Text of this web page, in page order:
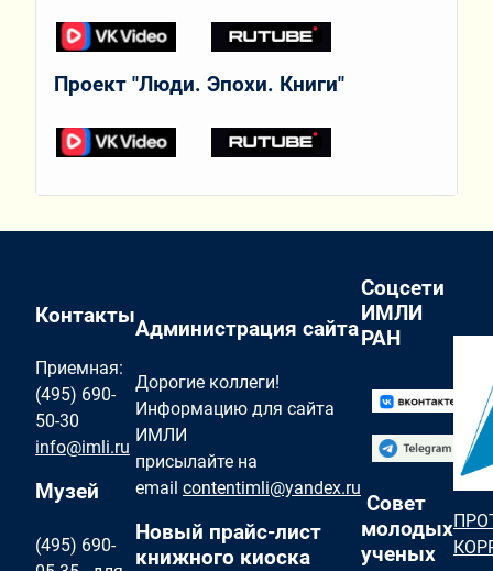
Проект "Люди. Эпохи. Книги"
Контакты
Приемная:
(495) 690-
50-30
info@imli.ru
Музей
(495) 690-
Администрация сайта
Дорогие коллеги!
Информацию для сайта
ИМЛИ
присылайте на
email contentimli@yandex.ru
Новый прайс-лист
книжного киоска
Соцсети
ИМЛИ
РАН
Совет
молодых
ученых